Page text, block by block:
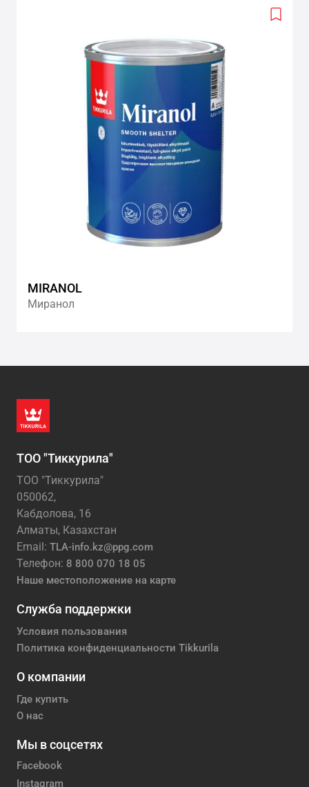
Add
MIRANOL
Миранол
ТОО "Тиккурила"
ТОО "Тиккурила"
050062,
Кабдолова, 16
Алматы, Казахстан
Email: TLA-info.kz@ppg.com
Телефон: 8 800 070 18 05
Наше местоположение на карте
Служба поддержки
Условия пользования
Политика конфиденциальности Tikkurila
О компании
Где купить
О нас
Мы в соцсетях
Facebook
Instagram